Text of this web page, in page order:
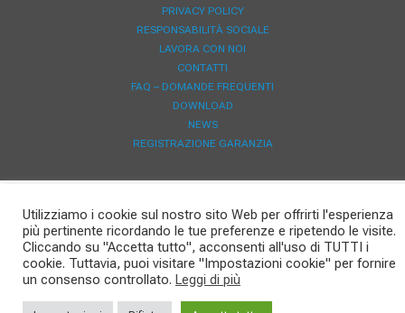
PRIVACY POLICY
RESPONSABILITÀ SOCIALE
LAVORA CON NOI
CONTATTI
FAQ – DOMANDE FREQUENTI
DOWNLOAD
NEWS
REGISTRAZIONE GARANZIA
Utilizziamo i cookie sul nostro sito Web per offrirti l'esperienza
più pertinente ricordando le tue preferenze e ripetendo le visite.
Cliccando su "Accetta tutto", acconsenti all'uso di TUTTI i
cookie. Tuttavia, puoi visitare "Impostazioni cookie" per fornire
un consenso controllato. Leggi di più